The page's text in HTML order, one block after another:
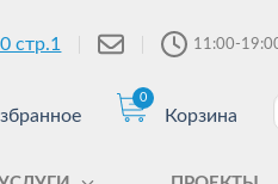
стр.1 11:00-
0
Корзина